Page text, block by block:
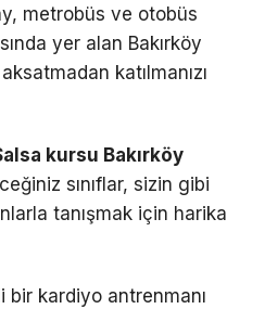
metrobüs ve otobüs
yer alan Bakırköy
katılmanızı
kursu Bakırköy
sınıflar, sizin gibi
tanışmak için harika
bir kardiyo antrenmanı